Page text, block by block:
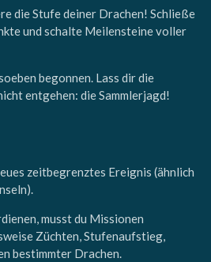
die Stufe deiner Drachen! Schließe
und schalte Meilensteine voller
begonnen. Lass dir die
entgehen: die Sammlerjagd!
zeitbegrenztes Ereignis (ähnlich
musst du Missionen
Züchten, Stufenaufstieg,
bestimmter Drachen.